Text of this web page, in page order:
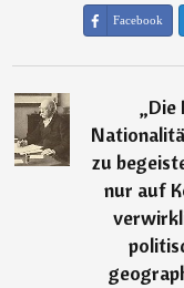
Facebook
„Die
zu
nur auf